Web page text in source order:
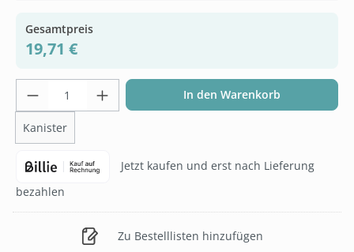
Gesamtpreis
19,71 €
Produkt Anzahl: Gib den gewünschten
Kanister
In den Warenkorb
Jetzt kaufen und erst nach Lieferung
bezahlen
Zu Bestelllisten hinzufügen